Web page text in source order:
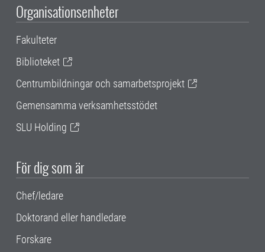
Organisationsenheter
Fakulteter
Biblioteket
Centrumbildningar och samarbetsprojekt
Gemensamma verksamhetsstödet
SLU Holding
För dig som är
Chef/ledare
Doktorand eller handledare
Forskare